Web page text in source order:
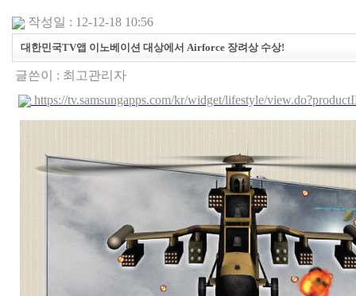
작성일 : 12-12-18 10:56
대한민국TV앱 이노베이션 대상에서 Airforce 장려상 수상!
글쓴이 : 최고관리자
https://tv.samsungapps.com/kr/widget/lifestyle/